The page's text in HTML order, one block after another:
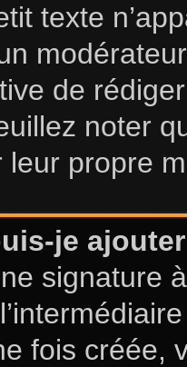
texte
de
noter
leur propre
je
signature
fois